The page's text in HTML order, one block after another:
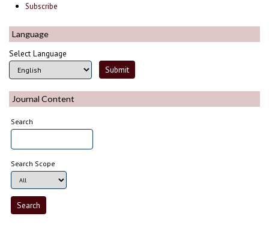
Subscribe
Language
Select Language
Journal Content
Search
Search Scope